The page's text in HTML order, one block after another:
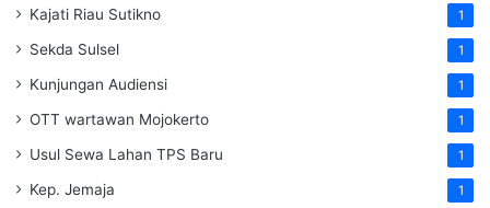
Kajati Riau Sutikno 1
Sekda Sulsel 1
Kunjungan Audiensi 1
OTT wartawan Mojokerto 1
Usul Sewa Lahan TPS Baru 1
Kep. Jemaja 1